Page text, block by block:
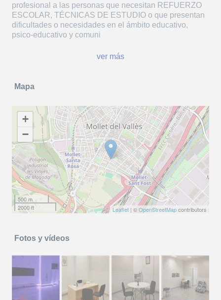
profesional a las personas que necesitan REFUERZO
ESCOLAR, TÉCNICAS DE ESTUDIO o que presentan
dificultades o necesidades en el ámbito educativo,
psico-educativo y comuni
ver más
Mapa
+
−
500 m
2000 ft
Leaflet | ©OpenStreetMapcontributors
Fotos y vídeos